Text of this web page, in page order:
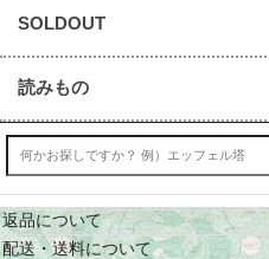
SOLDOUT
読みもの
返品について
配送・送料について